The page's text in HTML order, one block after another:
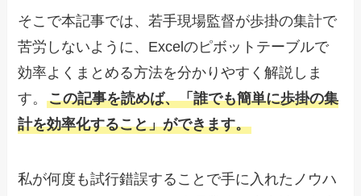
そこで本記事では、若手現場監督が歩掛の集計で
苦労しないように、Excelのピボットテーブルで
効率よくまとめる方法を分かりやすく解説しま
す。この記事を読めば、「誰でも簡単に歩掛の集
計を効率化すること」ができます。
私が何度も試行錯誤することで手に入れたノウハ